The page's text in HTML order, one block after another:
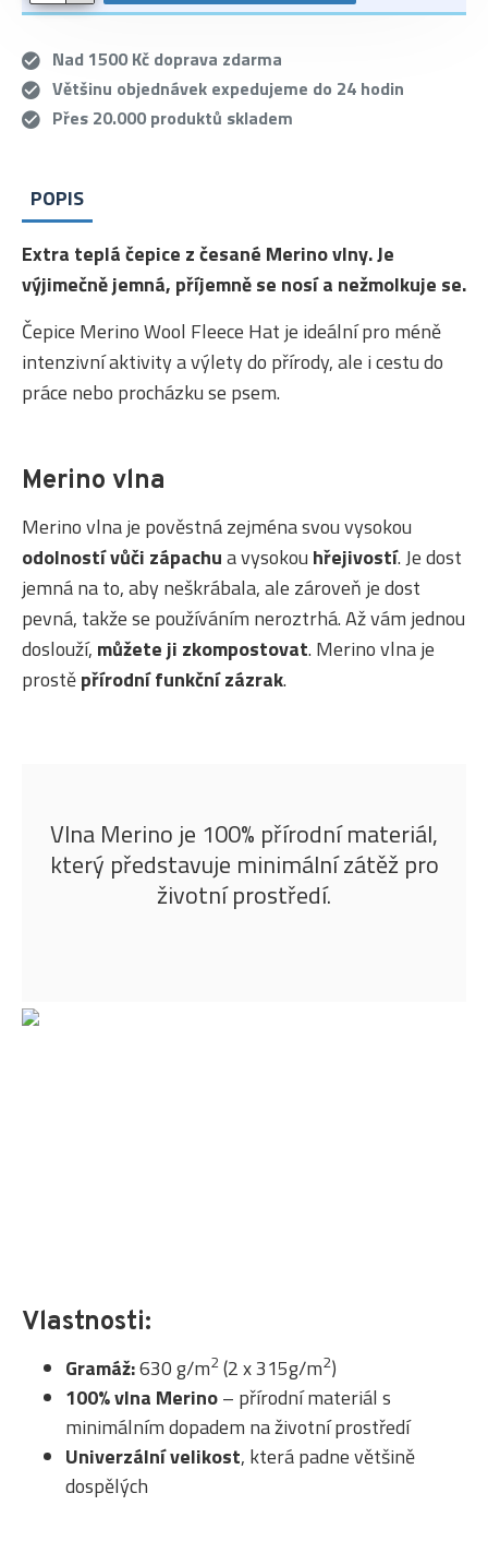
Nad 1500 Kč doprava zdarma
Většinu objednávek expedujeme do 24 hodin
Přes 20.000 produktů skladem
POPIS
Extra teplá čepice z česané Merino vlny. Je
výjimečně jemná, příjemně se nosí a nežmolkuje se.
Čepice Merino Wool Fleece Hat je ideální pro méně
intenzivní aktivity a výlety do přírody, ale i cestu do
práce nebo procházku se psem.
Merino vlna
Merino vlna je pověstná zejména svou vysokou
odolností vůči zápachua vysokou hřejivostí. Je dost
jemná na to, aby neškrábala, ale zároveň je dost
pevná, takže se používáním neroztrhá. Až vám jednou
doslouží, můžete ji zkompostovat. Merino vlna je
prostěpřírodní funkční zázrak.
Vlna Merino je 100% přírodní materiál,
který představuje minimální zátěž pro
životní prostředí.
Vlastnosti:
Gramáž:630 g/m2 (2 x 315g/m2)
100% vlna Merino– přírodní materiál s
minimálním dopadem na životní prostředí
Univerzální velikost, která padne většině
dospělých